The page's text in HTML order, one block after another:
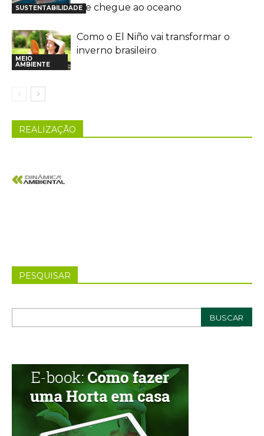
SUSTENTABILIDADEele chegue ao oceano
MEIO
AMBIENTE
Como o El Niño vai transformar o
inverno brasileiro
REALIZAÇÃO
PESQUISAR